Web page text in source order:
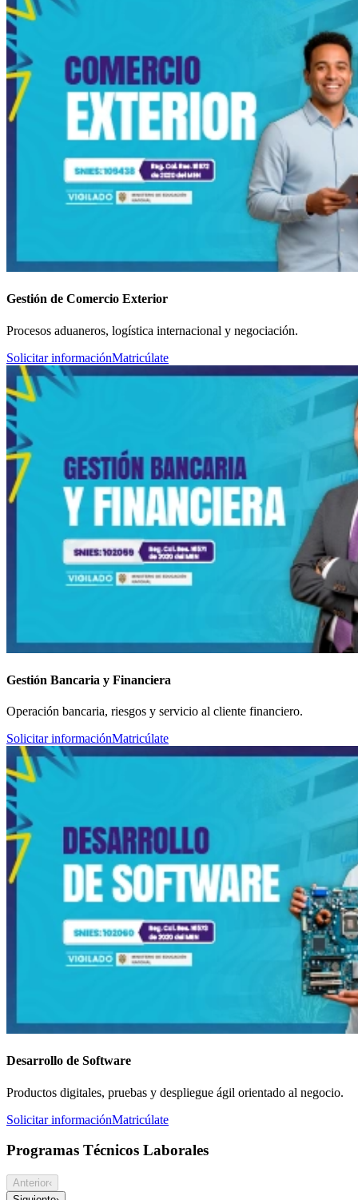
Gestión de Comercio Exterior
Procesos aduaneros, logística internacional y negociación.
Solicitar informaciónMatricúlate
Gestión Bancaria y Financiera
Operación bancaria, riesgos y servicio al cliente financiero.
Solicitar informaciónMatricúlate
Desarrollo de Software
Productos digitales, pruebas y despliegue ágil orientado al negocio.
Solicitar informaciónMatricúlate
Programas Técnicos Laborales
Anterior‹